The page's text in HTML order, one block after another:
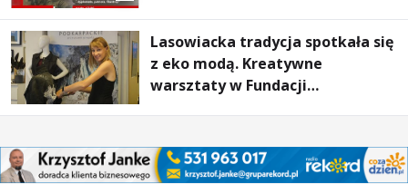
Lasowiacka tradycja spotkała się
z eko modą. Kreatywne
warsztaty w Fundacji